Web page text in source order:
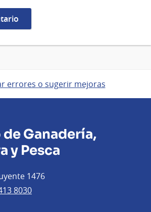
errores o sugerir mejoras
Ganadería,
y Pesca
1476
8030